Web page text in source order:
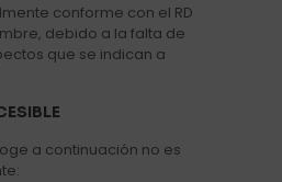
conforme con el RD
debido a la falta de
que se indican a
a continuación no es